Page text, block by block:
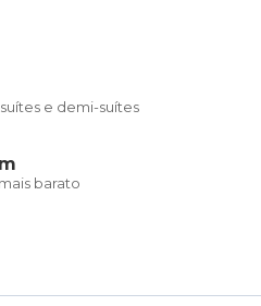
e demi-suítes
barato